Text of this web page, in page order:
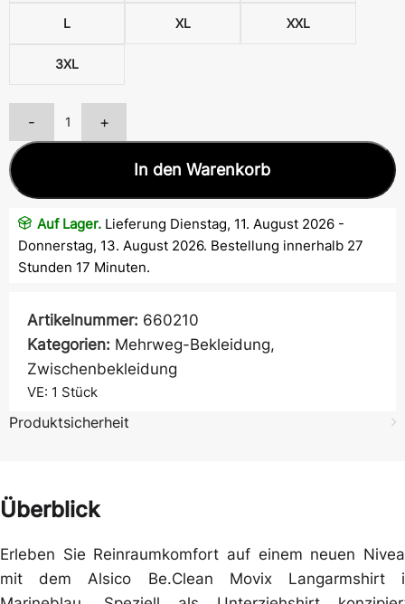
L XL XXL
3XL
- +
In den Warenkorb
Auf Lager. Lieferung Dienstag, 11. August 2026 -
Donnerstag, 13. August 2026. Bestellung innerhalb 27
Stunden 17 Minuten.
Artikelnummer: 660210
Kategorien: Mehrweg-Bekleidung,
Zwischenbekleidung
VE: 1 Stück
Produktsicherheit
Überblick
Erleben Sie Reinraumkomfort auf einem neuen
mit dem Alsico Be.Clean Movix Langarmshirt